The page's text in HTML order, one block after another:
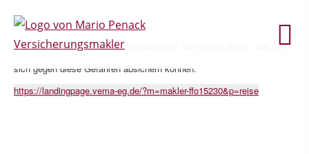
Auch auf einer Reise kann viel passieren. Wir zeigen Ihnen, wie Sie
sich gegen diese Gefahren absichern können.
https://landingpage.vema-eg.de/?m=makler-ffo15230&p=reise